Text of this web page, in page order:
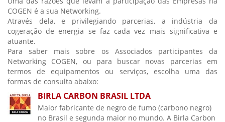
COGEN é a sua Networking.
Através dela, e privilegiando parcerias, a indústria da
cogeração de energia se faz cada vez mais significativa e
atuante.
Para saber mais sobre os Associados participantes da
Networking COGEN, ou para buscar novas parcerias em
termos de equipamentos ou serviços, escolha uma das
formas de consulta abaixo:
BIRLA CARBON BRASIL LTDA
Maior fabricante de negro de fumo (carbono negro)
no Brasil e segunda maior no mundo. A Birla Carbon